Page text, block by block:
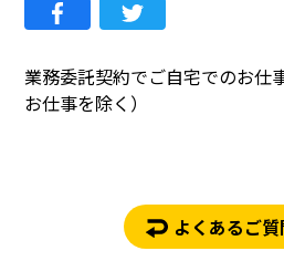
業務委託契約でご自宅でのお仕
お仕事を除く）
よくあるご